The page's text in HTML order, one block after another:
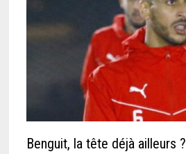
Benguit, la tête déjà ailleurs ?